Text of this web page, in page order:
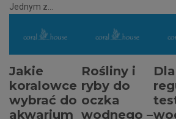
Jednym z...
Jakie
koralowce
wybrać do
akwarium
Rośliny i
ryby do
oczka
wodnego –